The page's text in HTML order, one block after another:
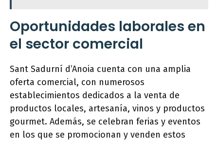
Oportunidades laborales en
el sector comercial
Sant Sadurní d’Anoia cuenta con una amplia
oferta comercial, con numerosos
establecimientos dedicados a la venta de
productos locales, artesanía, vinos y productos
gourmet. Además, se celebran ferias y eventos
en los que se promocionan y venden estos